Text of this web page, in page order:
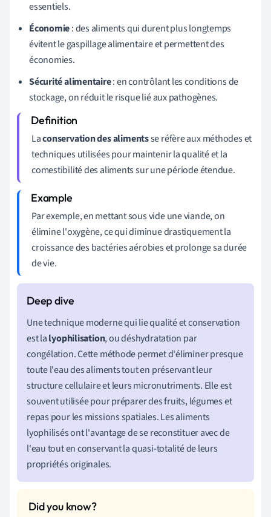
essentiels.
Économie: des aliments qui durent plus longtemps
évitent le gaspillage alimentaire et permettent des
économies.
Sécurité alimentaire: en contrôlant les conditions de
stockage, on réduit le risque lié aux pathogènes.
Laconservation des alimentsse réfère aux méthodes et
techniques utilisées pour maintenir la qualité et la
comestibilité des aliments sur une période étendue.
Par exemple, en mettant sous vide une viande, on
élimine l'oxygène, ce qui diminue drastiquement la
croissance des bactéries aérobies et prolonge sa durée
de vie.
Une technique moderne qui lie qualité et conservation
est lalyophilisation, ou déshydratation par
congélation. Cette méthode permet d'éliminer presque
toute l'eau des aliments tout en préservant leur
structure cellulaire et leurs micronutriments. Elle est
souvent utilisée pour préparer des fruits, légumes et
repas pour les missions spatiales. Les aliments
lyophilisés ont l'avantage de se reconstituer avec de
l'eau tout en conservant la quasi-totalité de leurs
propriétés originales.